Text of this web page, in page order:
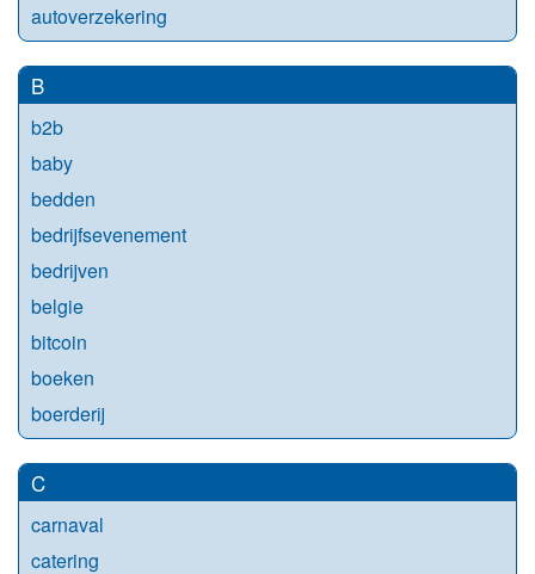
autoverzekering
B
b2b
baby
bedden
bedrijfsevenement
bedrijven
belgie
bitcoin
boeken
boerderij
C
carnaval
catering